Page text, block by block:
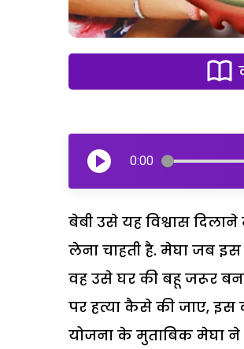
0:00
बेबी उसे यह विश्वास
लेना चाहती है. मेघा जब इस
वह उसे घर की बहू जरूर
पर हत्या कैसे की जाए, इस
योजना के मुताबिक मेघा